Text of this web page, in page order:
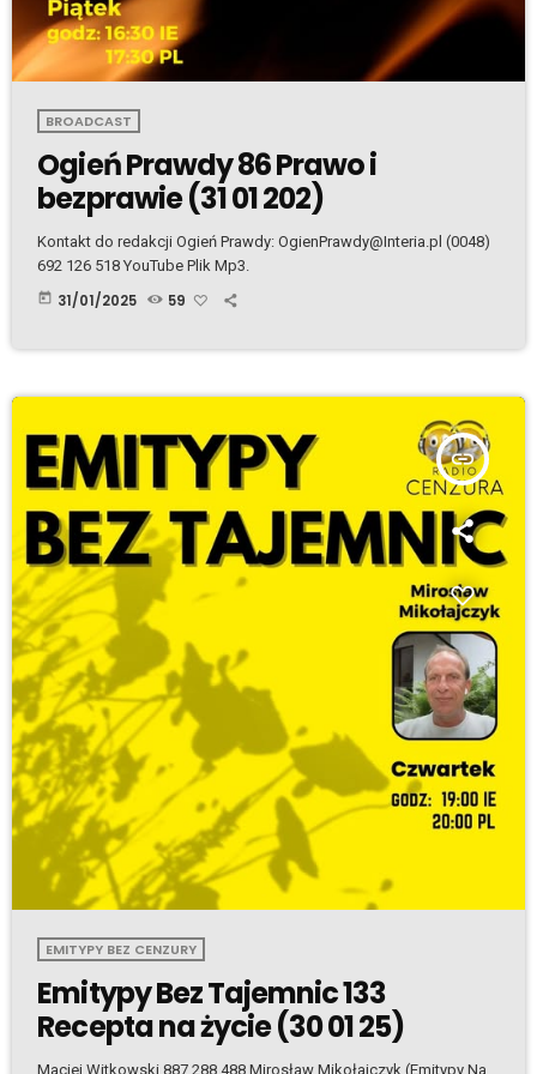
BROADCAST
Ogień Prawdy 86 Prawo i
bezprawie (31 01 202)
Kontakt do redakcji Ogień Prawdy: OgienPrawdy@Interia.pl (0048)
692 126 518 YouTube Plik Mp3.
today 31/01/2025 59
insert_link
EMITYPY BEZ CENZURY
Emitypy Bez Tajemnic 133
Recepta na życie (30 01 25)
Maciej Witkowski 887 288 488 Mirosław Mikołajczyk (Emitypy Na